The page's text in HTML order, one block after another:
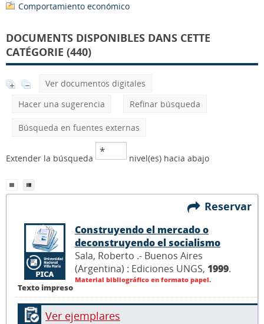
Comportamiento económico
DOCUMENTS DISPONIBLES DANS CETTE
CATÉGORIE (440)
Ver documentos digitales
Hacer una sugerencia
Refinar búsqueda
Búsqueda en fuentes externas
Extender la búsqueda nivel(es) hacia abajo
Reservar
Texto impreso
Construyendo el mercado o
deconstruyendo el socialismo
Sala, Roberto .- Buenos Aires
(Argentina) : Ediciones UNGS, 1999.
Material bibliográfico en formato papel.
Ver ejemplares